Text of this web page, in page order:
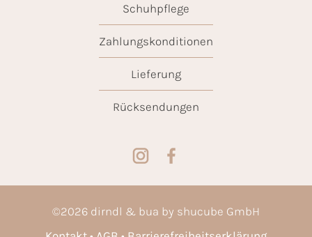
Schuhpflege
Zahlungskonditionen
Lieferung
Rücksendungen
©2026 dirndl & bua by shucube GmbH